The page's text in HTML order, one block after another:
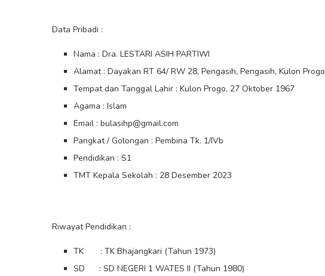
Data Pribadi :
Nama : Dra. LESTARI ASIH PARTIWI
Alamat : Dayakan RT 64/ RW 28, Pengasih, Pengasih, Kulon Progo
Tempat dan Tanggal Lahir : Kulon Progo, 27 Oktober 1967
Agama : Islam
Email : bulasihp@gmail.com
Pangkat / Golongan : Pembina Tk. 1/IVb
Pendidikan : S1
TMT Kepala Sekolah : 28 Desember 2023
Riwayat Pendidikan :
TK : TK Bhajangkari (Tahun 1973)
SD : SD NEGERI 1 WATES II (Tahun 1980)